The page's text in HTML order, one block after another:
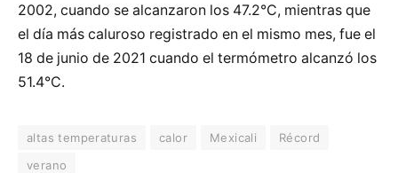
2002, cuando se alcanzaron los 47.2°C, mientras que
el día más caluroso registrado en el mismo mes, fue el
18 de junio de 2021 cuando el termómetro alcanzó los
51.4°C.
altas temperaturas calor Mexicali
Récord
verano